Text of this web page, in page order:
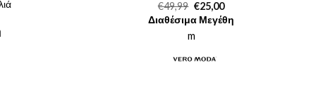
€49,99 Original
price
was:
€49,99.
€25,00Η
τρέχουσα
τιμή
Διαθέσιμα Μεγέθη
m